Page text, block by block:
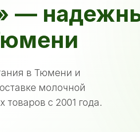
—
в Тюмени и
молочной
с 2001 года.